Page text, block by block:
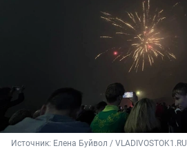
Источник: Елена Буйвол / VLADIVOSTOK1.RU